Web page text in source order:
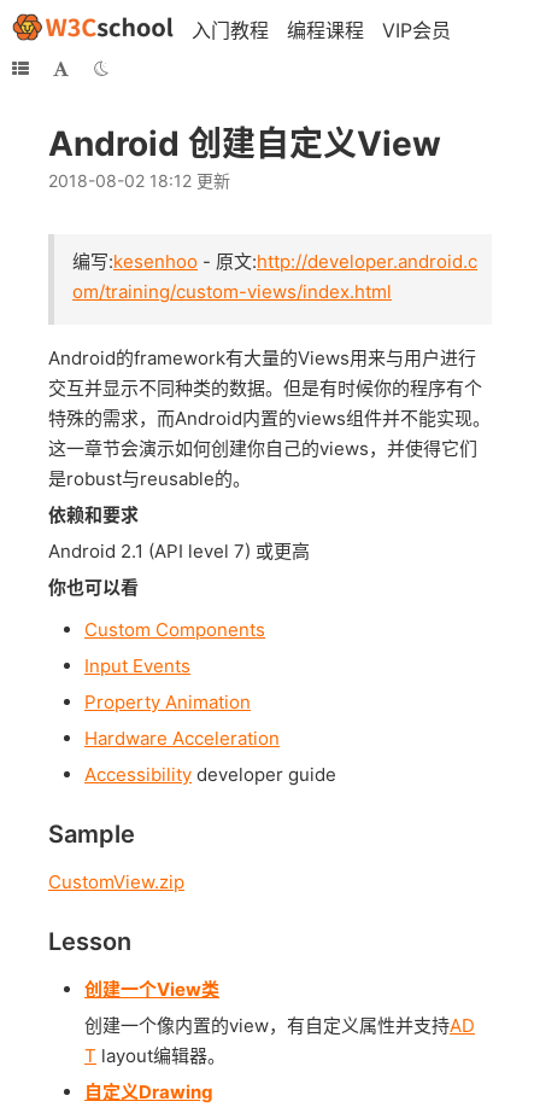
入门教程 编程课程 VIP会员
Android 创建自定义View
2018-08-02 18:12 更新
编写:kesenhoo - 原文:http://developer.android.c
om/training/custom-views/index.html
Android的framework有大量的Views用来与用户进行
交互并显示不同种类的数据。但是有时候你的程序有个
特殊的需求，而Android内置的views组件并不能实现。
这一章节会演示如何创建你自己的views，并使得它们
是robust与reusable的。
依赖和要求
Android 2.1 (API level 7) 或更高
你也可以看
Custom Components
Input Events
Property Animation
Hardware Acceleration
Accessibility developer guide
Sample
CustomView.zip
Lesson
创建一个View类
创建一个像内置的view，有自定义属性并支持AD
T layout编辑器。
自定义Drawing